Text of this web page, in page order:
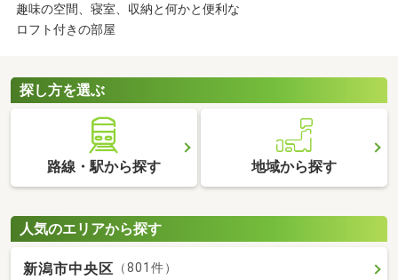
趣味の空間、寝室、収納と何かと便利な
ロフト付きの部屋
探し方を選ぶ
路線・駅から探す 地域から探す
人気のエリアから探す
新潟市中央区 （801件）